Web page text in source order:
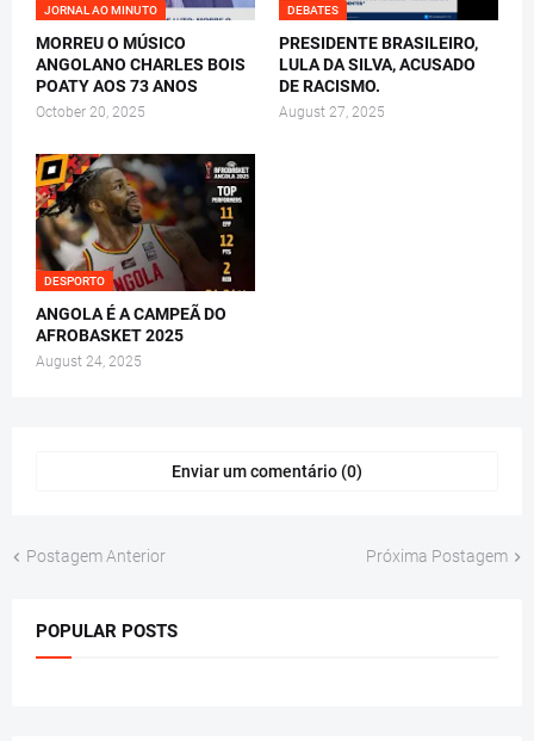
JORNAL AO MINUTO
MORREU O MÚSICO
ANGOLANO CHARLES BOIS
POATY AOS 73 ANOS
October 20, 2025
DEBATES
PRESIDENTE BRASILEIRO,
LULA DA SILVA, ACUSADO
DE RACISMO.
August 27, 2025
DESPORTO
ANGOLA É A CAMPEÃ DO
AFROBASKET 2025
August 24, 2025
Enviar um comentário (0)
Postagem Anterior Próxima Postagem
POPULAR POSTS